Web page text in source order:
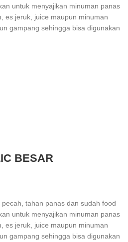
untuk menyajikan minuman panas
es jeruk, juice maupun minuman
gampang sehingga bisa digunakan
BESAR
tahan panas dan sudah food
untuk menyajikan minuman panas
es jeruk, juice maupun minuman
gampang sehingga bisa digunakan